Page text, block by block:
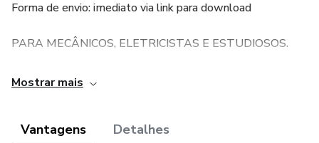
Forma de envio: imediato via link para download
PARA MECÂNICOS, ELETRICISTAS E ESTUDIOSOS.
Temos o prazer de apresentar nosso diagrama elétrico
completo desvendará os mistérios da injeção eletrônica,
Mostrar mais
Vantagens Detalhes